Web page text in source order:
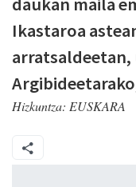
Ikastaroa
Hizkuntza: EUSKARA